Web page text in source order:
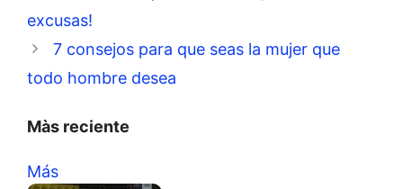
excusas!
7 consejos para que seas la mujer que
todo hombre desea
Màs reciente
Más